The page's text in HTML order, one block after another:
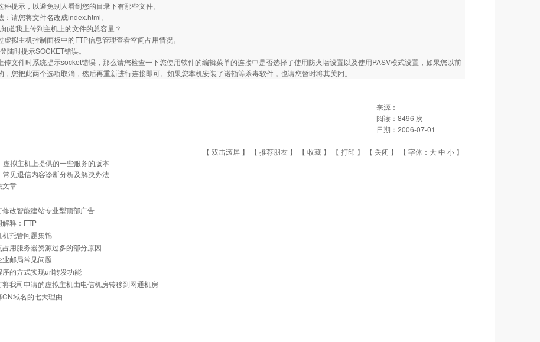
种提示，以避免别人看到您的目录下有那些文件。
：请您将文件名改成index.html。
道我上传到主机上的文件的总容量？
虚拟主机控制面板中的FTP信息管理查看空间占用情况。
陆时提示SOCKET错误。
传文件时系统提示socket错误，那么请您检查一下您使用软件的编辑菜单的连接中是否选择了使用防火墙设置以及使用PASV模式设置，如果您以前
，您把此两个选项取消，然后再重新进行连接即可。如果您本机安装了诺顿等杀毒软件，也请您暂时将其关闭。
来源：
阅读： 8496 次
日期： 2006-07-01
【 双击滚屏 】 【 推荐朋友 】 【 收藏 】 【 打印 】 【 关闭 】 【 字体： 大中 小 】
虚拟主机上提供的一些服务的版本
常见退信内容诊断分析及解决办法
文章
修改智能建站专业型顶部广告
解释：FTP
机托管问题集锦
占用服务器资源过多的部分原因
业邮局常见问题
序的方式实现url转发功能
将我司申请的虚拟主机由电信机房转移到网通机房
CN域名的七大理由